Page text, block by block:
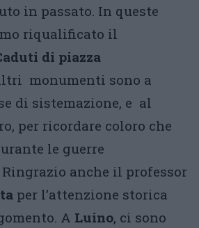
in passato. In queste
riqualificato il
di piazza
monumenti sono a
di sistemazione, e al
per ricordare coloro che
le guerre
Ringrazio anche il professor
per l’attenzione storica
A Luino, ci sono